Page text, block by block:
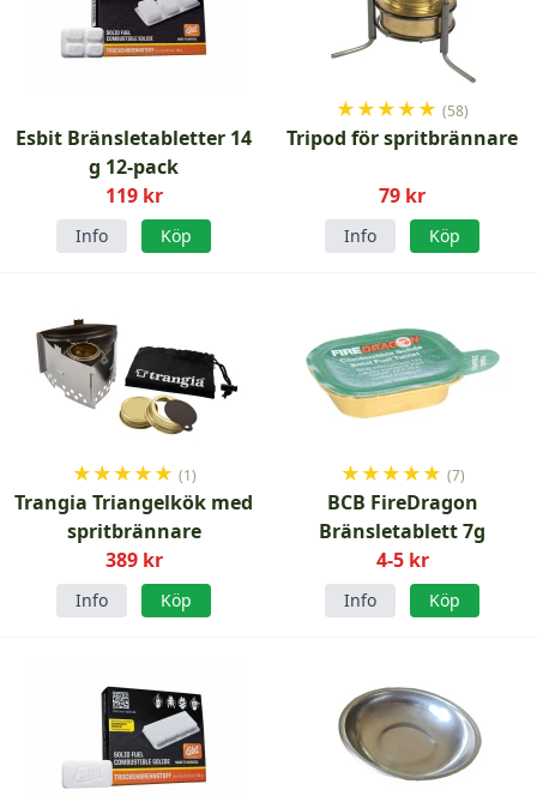
Esbit Bränsletabletter 14
g 12-pack
119 kr
Info Köp
★★★★★ (58)
Tripod för spritbrännare
79 kr
Info Köp
★★★★★ (1)
Trangia Triangelkök med
spritbrännare
389 kr
Info Köp
★★★★★ (7)
BCB FireDragon
Bränsletablett 7g
4-5 kr
Info Köp